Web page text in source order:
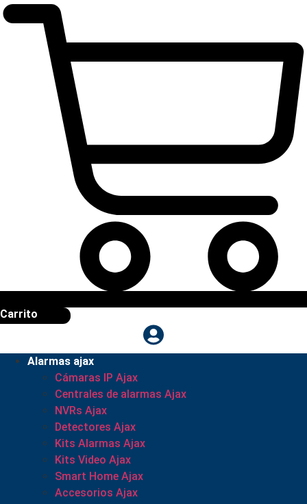
Carrito
Alarmas ajax
Cámaras IP Ajax
Centrales de alarmas Ajax
NVRs Ajax
Detectores Ajax
Kits Alarmas Ajax
Kits Video Ajax
Smart Home Ajax
Accesorios Ajax